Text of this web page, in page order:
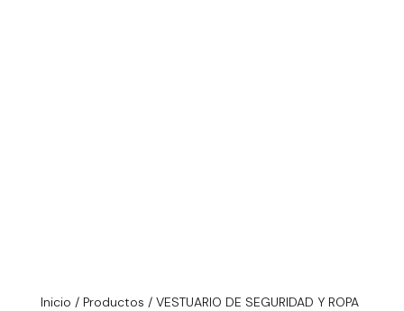
Inicio / Productos / VESTUARIO DE SEGURIDAD Y ROPA